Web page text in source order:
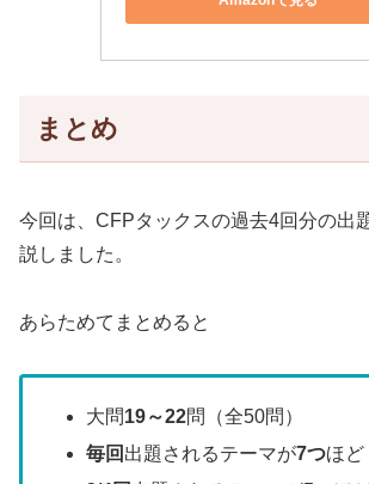
まとめ
今回は、CFPタックスの過去4回分の出
説しました。
あらためてまとめると
大問19～22問（全50問）
毎回 出題されるテーマが7つほど